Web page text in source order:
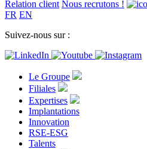
Relation client Nous recrutons !
FR EN
Suivez-nous sur :
Le Groupe
Filiales
Expertises
Implantations
Innovation
RSE-ESG
Talents